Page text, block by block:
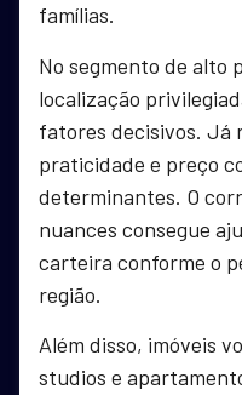
famílias.
No segmento de alto
localização
fatores decisivos. Já
praticidade e preço
determinantes. O
nuances consegue
carteira conforme o
região.
Além disso, imóveis
studios e